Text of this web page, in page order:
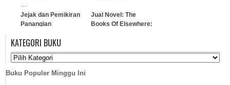
Jejak dan Pemikiran
Panangian
…
Jual Novel: The
Books Of Elsewhere:
…
KATEGORI BUKU
Buku Populer Minggu Ini